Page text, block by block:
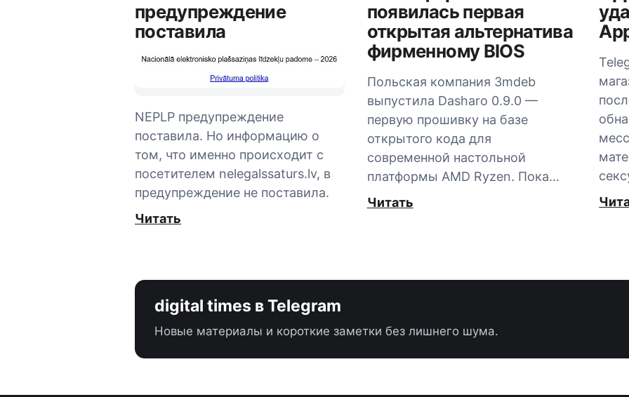
предупреждение
поставила
NEPLP предупреждение
поставила. Но информацию о
том, что именно происходит с
посетителем nelegalssaturs.lv, в
предупреждение не поставила.
Читать
появилась первая
открытая альтернатива
фирменному BIOS
Польская компания 3mdeb
выпустила Dasharo 0.9.0 —
первую прошивку на базе
открытого кода для
современной настольной
платформы AMD Ryzen. Пока…
Читать
digital times в Telegram
Новые материалы и короткие заметки без лишнего шума.